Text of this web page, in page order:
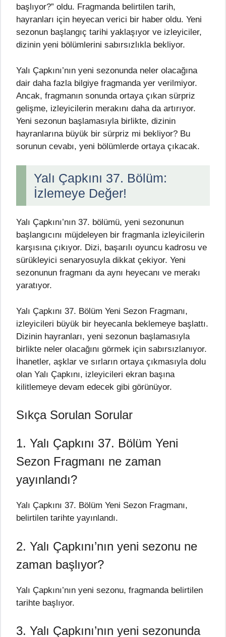
başlıyor?” oldu. Fragmanda belirtilen tarih,
hayranları için heyecan verici bir haber oldu. Yeni
sezonun başlangıç tarihi yaklaşıyor ve izleyiciler,
dizinin yeni bölümlerini sabırsızlıkla bekliyor.
Yalı Çapkını’nın yeni sezonunda neler olacağına
dair daha fazla bilgiye fragmanda yer verilmiyor.
Ancak, fragmanın sonunda ortaya çıkan sürpriz
gelişme, izleyicilerin merakını daha da artırıyor.
Yeni sezonun başlamasıyla birlikte, dizinin
hayranlarına büyük bir sürpriz mi bekliyor? Bu
sorunun cevabı, yeni bölümlerde ortaya çıkacak.
Yalı Çapkını 37. Bölüm:
İzlemeye Değer!
Yalı Çapkını’nın 37. bölümü, yeni sezonunun
başlangıcını müjdeleyen bir fragmanla izleyicilerin
karşısına çıkıyor. Dizi, başarılı oyuncu kadrosu ve
sürükleyici senaryosuyla dikkat çekiyor. Yeni
sezonunun fragmanı da aynı heyecanı ve merakı
yaratıyor.
Yalı Çapkını 37. Bölüm Yeni Sezon Fragmanı,
izleyicileri büyük bir heyecanla beklemeye başlattı.
Dizinin hayranları, yeni sezonun başlamasıyla
birlikte neler olacağını görmek için sabırsızlanıyor.
İhanetler, aşklar ve sırların ortaya çıkmasıyla dolu
olan Yalı Çapkını, izleyicileri ekran başına
kilitlemeye devam edecek gibi görünüyor.
Sıkça Sorulan Sorular
1. Yalı Çapkını 37. Bölüm Yeni
Sezon Fragmanı ne zaman
yayınlandı?
Yalı Çapkını 37. Bölüm Yeni Sezon Fragmanı,
belirtilen tarihte yayınlandı.
2. Yalı Çapkını’nın yeni sezonu ne
zaman başlıyor?
Yalı Çapkını’nın yeni sezonu, fragmanda belirtilen
tarihte başlıyor.
3. Yalı Çapkını’nın yeni sezonunda